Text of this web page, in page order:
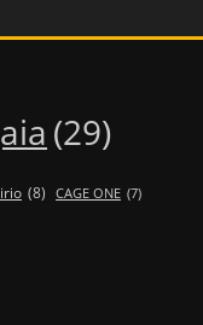
(29)
(8) CAGE ONE (7)